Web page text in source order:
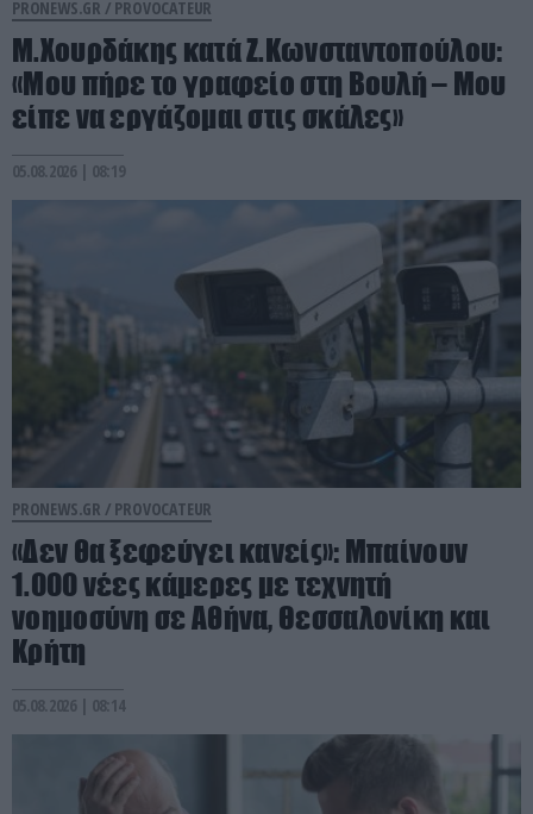
PRONEWS.GR / PROVOCATEUR
Μ.Χουρδάκης κατά Ζ.Κωνσταντοπούλου:
«Μου πήρε το γραφείο στη Βουλή – Μου
είπε να εργάζομαι στις σκάλες»
05.08.2026 | 08:19
PRONEWS.GR / PROVOCATEUR
«Δεν θα ξεφεύγει κανείς»: Μπαίνουν
1.000 νέες κάμερες με τεχνητή
νοημοσύνη σε Αθήνα, Θεσσαλονίκη και
Κρήτη
05.08.2026 | 08:14